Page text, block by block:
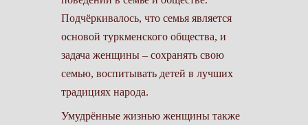
Подчёркивалось, что семья является
основой туркменского общества, и
задача женщины – сохранять свою
семью, воспитывать детей в лучших
традициях народа.
Умудрённые жизнью женщины также